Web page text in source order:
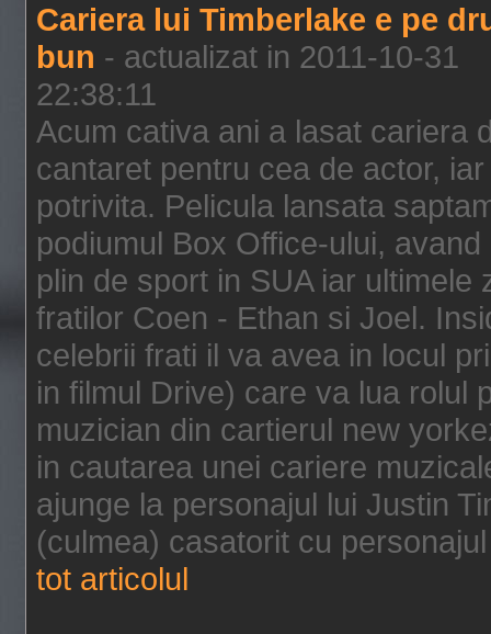
Cariera lui Timberlake e pe
bun - actualizat in 2011-10-31
22:38:11
Acum cativa ani a lasat cariera
cantaret pentru cea de actor,
potrivita. Pelicula lansata
podiumul Box Office-ului,
plin de sport in SUA iar
fratilor Coen - Ethan si Joel.
celebrii frati il va avea in locul
in filmul Drive) care va lua rolul
muzician din cartierul new
in cautarea unei cariere
ajunge la personajul lui Justin
(culmea) casatorit cu
tot articolul